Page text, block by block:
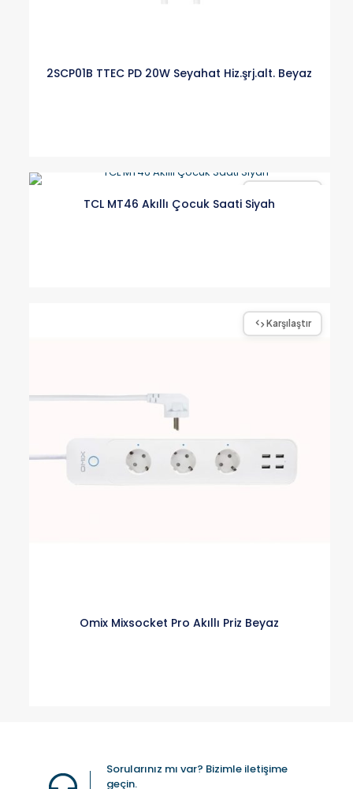
2SCP01B TTEC PD 20W Seyahat Hiz.şrj.alt. Beyaz
TCL MT46 Akıllı Çocuk Saati Siyah
Karşılaştır
Omix Mixsocket Pro Akıllı Priz Beyaz
Sorularınız mı var? Bizimle iletişime
geçin.